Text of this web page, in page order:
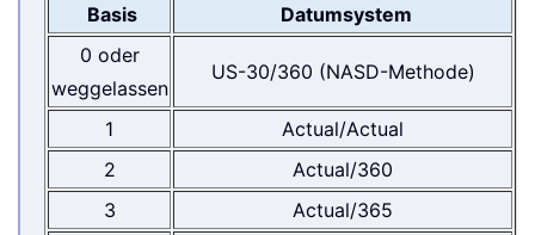
Basis
Datumsystem
0 oder
weggelassen
US-30/360 (NASD-Methode)
1
Actual/Actual
2
Actual/360
3
Actual/365